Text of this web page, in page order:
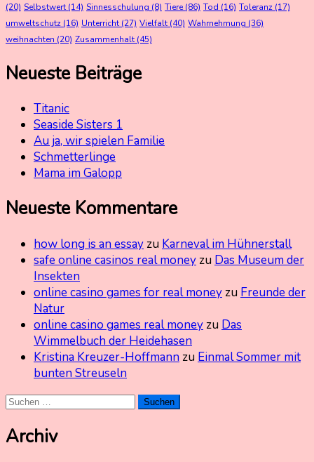
(20) Selbstwert (14) Sinnesschulung (8) Tiere(86) Tod (16) Toleranz (17)
umweltschutz (16) Unterricht (27) Vielfalt (40) Wahrnehmung (36)
weihnachten (20) Zusammenhalt (45)
Neueste Beiträge
Titanic
Seaside Sisters 1
Au ja, wir spielen Familie
Schmetterlinge
Mama im Galopp
Neueste Kommentare
how long is an essayzu Karneval im Hühnerstall
safe online casinos real moneyzu Das Museum der
Insekten
online casino games for real moneyzu Freunde der
Natur
online casino games real moneyzu Das
Wimmelbuch der Heidehasen
Kristina Kreuzer-Hoffmannzu Einmal Sommer mit
bunten Streuseln
Suchen
Archiv